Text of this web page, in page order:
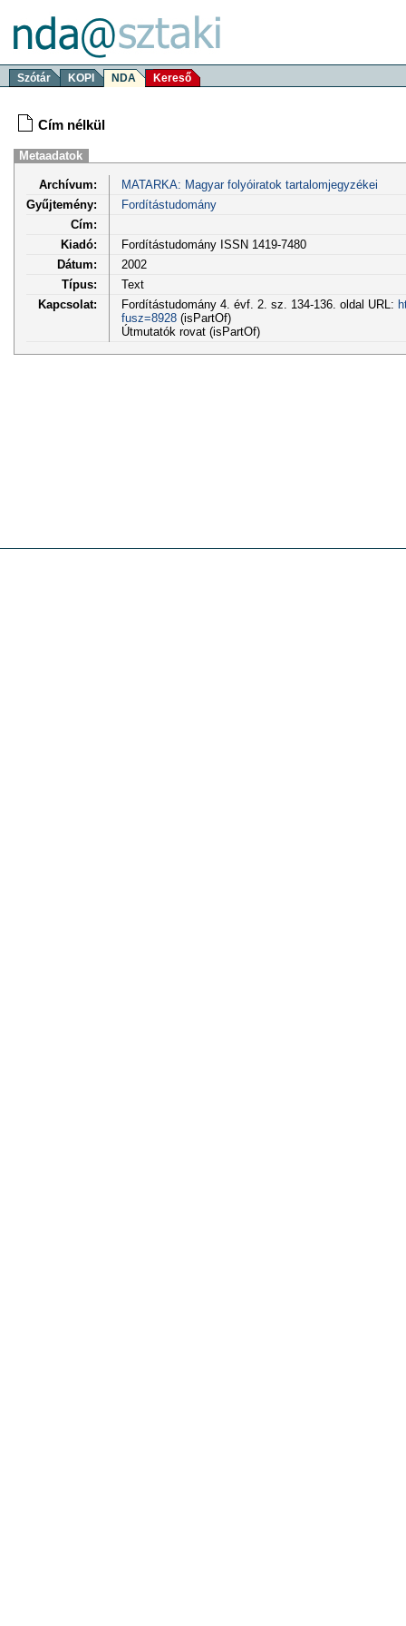
Szótár KOPI NDA Kereső
Cím nélkül
Metaadatok
Archívum:
MATARKA: Magyar folyóiratok tartalomjegyzékei
Gyűjtemény:
Fordítástudomány
Cím:
Kiadó:
Fordítástudomány ISSN 1419-7480
Dátum:
2002
Típus:
Text
Kapcsolat:
Fordítástudomány 4. évf. 2. sz. 134-136. oldal URL:
fusz=8928(isPartOf)
Útmutatók rovat (isPartOf)